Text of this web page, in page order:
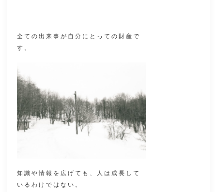
全ての出来事が自分にとっての財産で
す。
知識や情報を広げても、人は成長して
いるわけではない。